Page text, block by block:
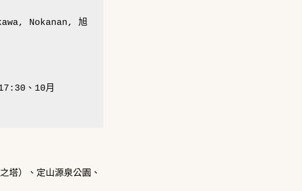
Nokanan, 旭
、10月
塔）、定山源泉公園、